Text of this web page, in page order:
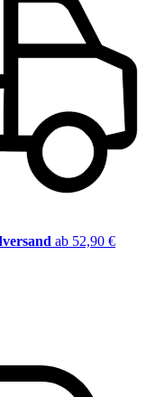
ab 52,90 €